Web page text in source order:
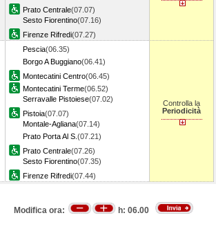
Prato Centrale(07.07)
Sesto Fiorentino(07.16)
Firenze Rifredi(07.27)
Pescia(06.35)
Borgo A Buggiano(06.41)
Montecatini Centro(06.45)
Montecatini Terme(06.52)
Serravalle Pistoiese(07.02)
Pistoia(07.07)
Montale-Agliana(07.14)
Prato Porta Al S. (07.21)
Prato Centrale(07.26)
Sesto Fiorentino(07.35)
Firenze Rifredi(07.44)
Controlla la
Periodicità
Modifica ora: h: 06.00